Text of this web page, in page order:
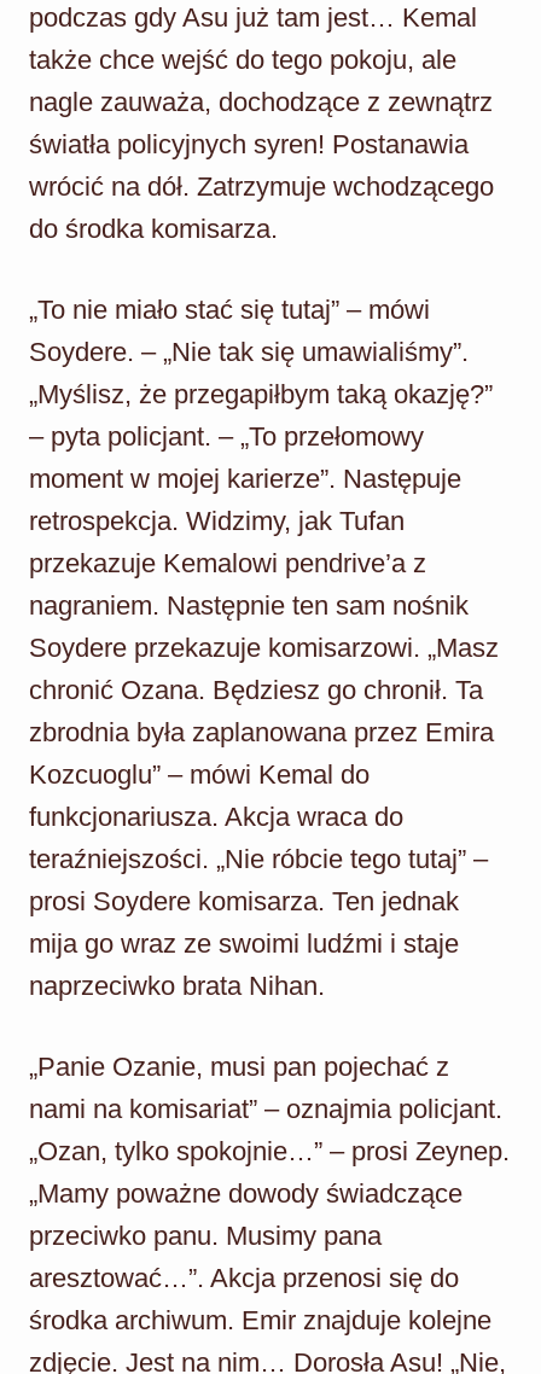
podczas gdy Asu już tam jest… Kemal
także chce wejść do tego pokoju, ale
nagle zauważa, dochodzące z zewnątrz
światła policyjnych syren! Postanawia
wrócić na dół. Zatrzymuje wchodzącego
do środka komisarza.
„To nie miało stać się tutaj” – mówi
Soydere. – „Nie tak się umawialiśmy”.
„Myślisz, że przegapiłbym taką okazję?”
– pyta policjant. – „To przełomowy
moment w mojej karierze”. Następuje
retrospekcja. Widzimy, jak Tufan
przekazuje Kemalowi pendrive’a z
nagraniem. Następnie ten sam nośnik
Soydere przekazuje komisarzowi. „Masz
chronić Ozana. Będziesz go chronił. Ta
zbrodnia była zaplanowana przez Emira
Kozcuoglu” – mówi Kemal do
funkcjonariusza. Akcja wraca do
teraźniejszości. „Nie róbcie tego tutaj” –
prosi Soydere komisarza. Ten jednak
mija go wraz ze swoimi ludźmi i staje
naprzeciwko brata Nihan.
„Panie Ozanie, musi pan pojechać z
nami na komisariat” – oznajmia policjant.
„Ozan, tylko spokojnie…” – prosi Zeynep.
„Mamy poważne dowody świadczące
przeciwko panu. Musimy pana
aresztować…”. Akcja przenosi się do
środka archiwum. Emir znajduje kolejne
zdjęcie. Jest na nim… Dorosła Asu! „Nie,